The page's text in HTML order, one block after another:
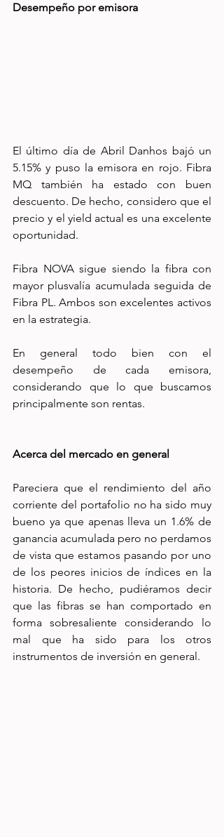
Desempeño por emisora
El último día de Abril Danhos bajó un
5.15% y puso la emisora en rojo. Fibra
MQ también ha estado con buen
descuento. De hecho, considero que el
precio y el yield actual es una excelente
oportunidad.
Fibra NOVA sigue siendo la fibra con
mayor plusvalía acumulada seguida de
Fibra PL. Ambos son excelentes activos
en la estrategia.
En general todo bien con el
desempeño de cada emisora,
considerando que lo que buscamos
principalmente son rentas.
Acerca del mercado en general
Pareciera que el rendimiento del año
corriente del portafolio no ha sido muy
bueno ya que apenas lleva un 1.6% de
ganancia acumulada pero no perdamos
de vista que estamos pasando por uno
de los peores inicios de índices en la
historia. De hecho, pudiéramos decir
que las fibras se han comportado en
forma sobresaliente considerando lo
mal que ha sido para los otros
instrumentos de inversión en general.